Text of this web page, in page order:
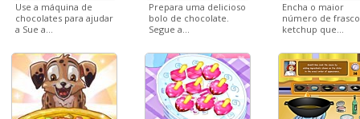
Use a máquina de
chocolates para ajudar
a Sue a...
Prepara uma delicioso
bolo de chocolate.
Segue a...
Encha o maior
número de
ketchup que...